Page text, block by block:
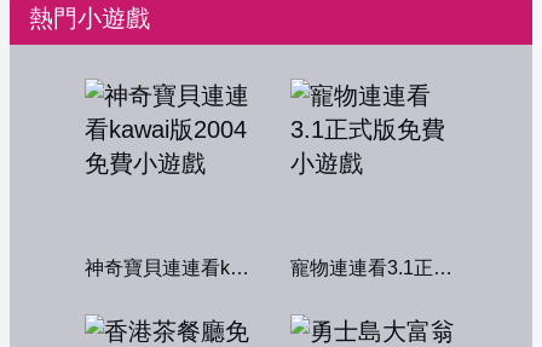
熱門小遊戲
神奇寶貝連連看kawai版2004 寵物連連看3.1正式版